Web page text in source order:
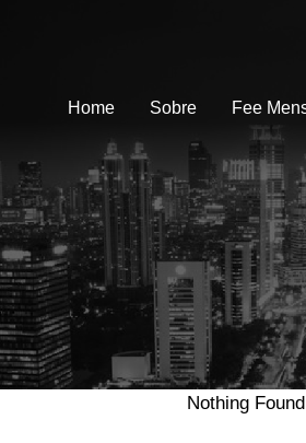
Home Sobre Fee
Nothing Found